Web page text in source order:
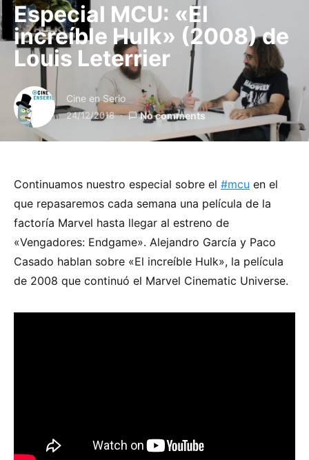
Especial MCU: «El
increíble Hulk» (2008) de
Louis Leterrier
Cine en Serio
24/12/2018 No comments
Continuamos nuestro especial sobre el #mcu en el
que repasaremos cada semana una película de la
factoría Marvel hasta llegar al estreno de
«Vengadores: Endgame». Alejandro García y Paco
Casado hablan sobre «El increíble Hulk», la película
de 2008 que continuó el Marvel Cinematic Universe.